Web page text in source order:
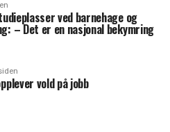
ved barnehage og
– Det er en nasjonal bekymring
vold på jobb